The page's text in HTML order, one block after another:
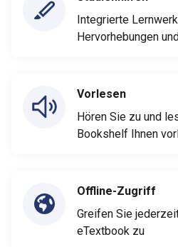
Integrierte
Hervorhebungen
Vorlesen
Hören Sie zu und
Bookshelf Ihnen
Offline-Zugriff
Greifen Sie
eTextbook zu